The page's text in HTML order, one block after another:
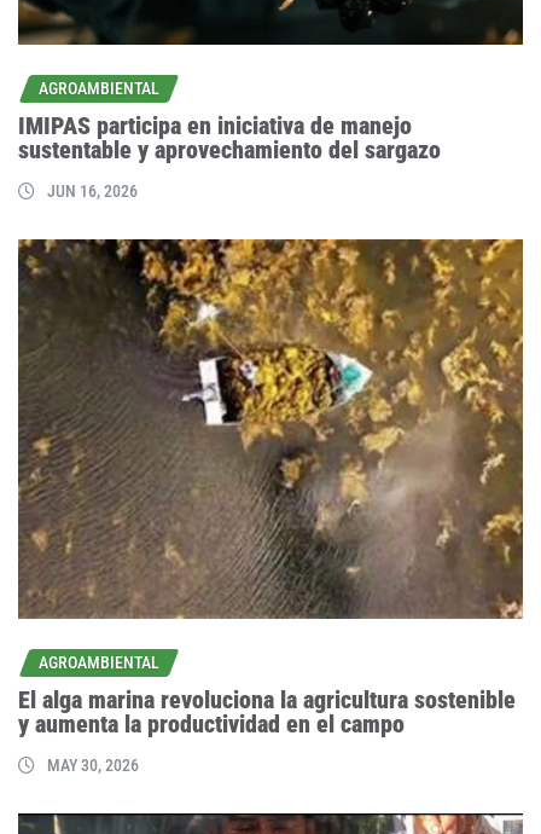
AGROAMBIENTAL
IMIPAS participa en iniciativa de manejo
sustentable y aprovechamiento del sargazo
JUN 16, 2026
AGROAMBIENTAL
El alga marina revoluciona la agricultura sostenible
y aumenta la productividad en el campo
MAY 30, 2026